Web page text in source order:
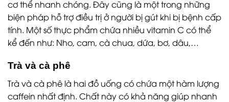
cơ thể nhanh chóng. Đây cũng là một trong những
biện pháp hỗ trợ điều trị ở người bị gút khi bị bệnh cấp
tính. Một số thực phẩm chứa nhiều vitamin C có thể
kể đến như: Nho, cam, cà chua, dứa, bơ, dâu,…
Trà và cà phê
Trà và cà phê là hai đồ uống có chứa một hàm lượng
caffein nhất định. Chất này có khả năng giúp nhanh